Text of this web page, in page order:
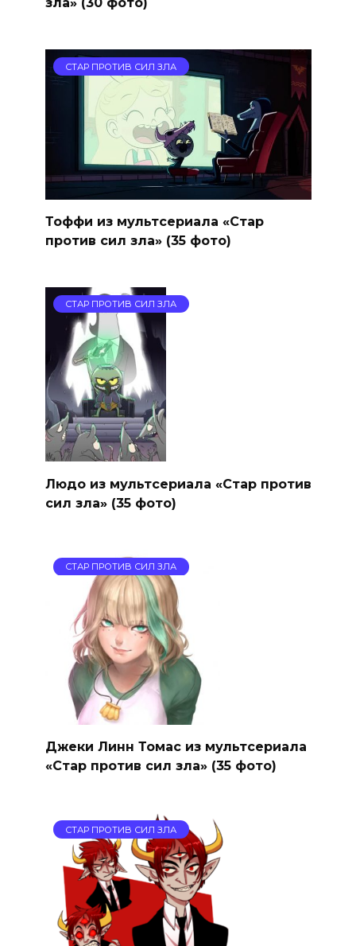
СТАР ПРОТИВ СИЛ ЗЛА
Тоффи из мультсериала «Стар
против сил зла» (35 фото)
СТАР ПРОТИВ СИЛ ЗЛА
Людо из мультсериала «Стар против
сил зла» (35 фото)
СТАР ПРОТИВ СИЛ ЗЛА
Джеки Линн Томас из мультсериала
«Стар против сил зла» (35 фото)
СТАР ПРОТИВ СИЛ ЗЛА